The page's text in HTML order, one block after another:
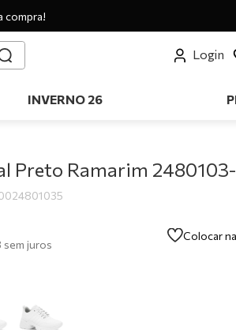
compra!
Login
INVERNO 26
Preto Ramarim
sem juros
Colocar